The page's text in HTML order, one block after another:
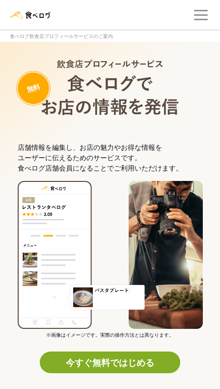
食べログ飲食店プロフィールサービスのご案内
無料
店舗情報を編集し、お店の魅力やお得な情報を
ユーザーに伝えるためのサービスです。
食べログ店舗会員になることでご利用いただけます。
※画像はイメージです。実際の操作方法とは異なります。
今すぐ無料ではじめる